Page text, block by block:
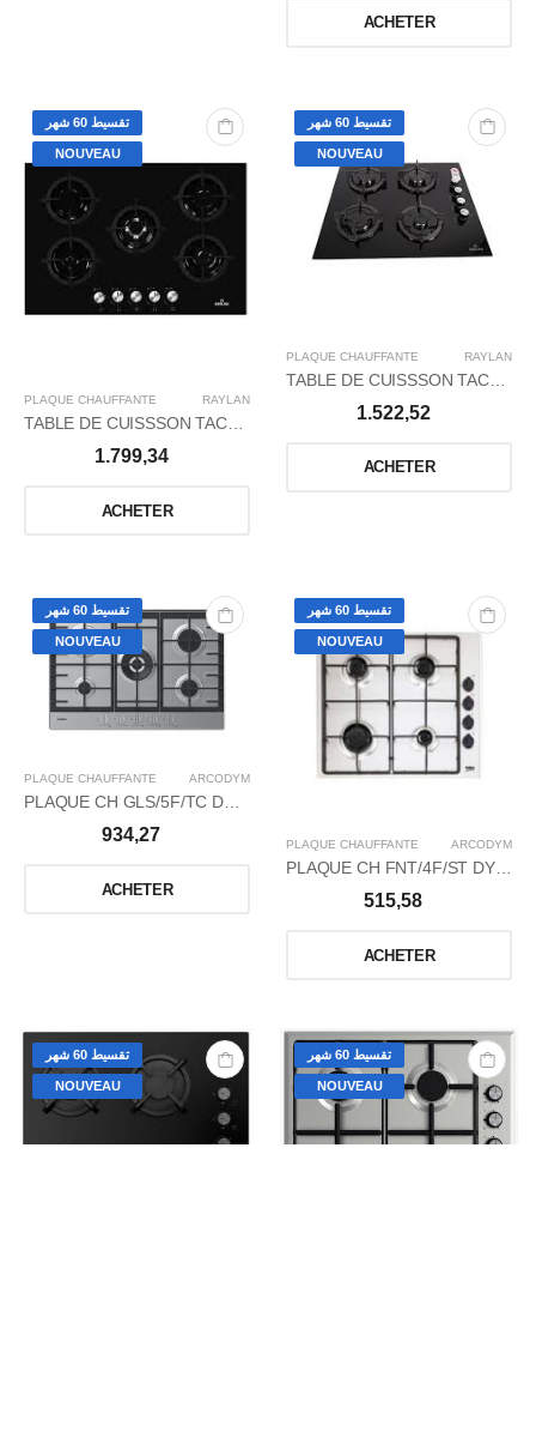
ACHETER
تقسيط 60 شهر
NOUVEAU
PLAQUE CHAUFFANTE RAYLAN
TABLE DE CUISSSON TACTILE 90CM GAZ 5 FEUX
1.799,34
ACHETER
تقسيط 60 شهر
NOUVEAU
PLAQUE CHAUFFANTE RAYLAN
1.522,52
ACHETER
تقسيط 60 شهر
NOUVEAU
PLAQUE CHAUFFANTE ARCODYM
PLAQUE CH GLS/5F/TC DYM-GH950BTF FONT ARCODYM
934,27
ACHETER
تقسيط 60 شهر
NOUVEAU
PLAQUE CHAUFFANTE ARCODYM
PLAQUE CH FNT/4F/ST DYM-GH640B ARCODYM
515,58
ACHETER
تقسيط 60 شهر
NOUVEAU
تقسيط 60 شهر
NOUVEAU